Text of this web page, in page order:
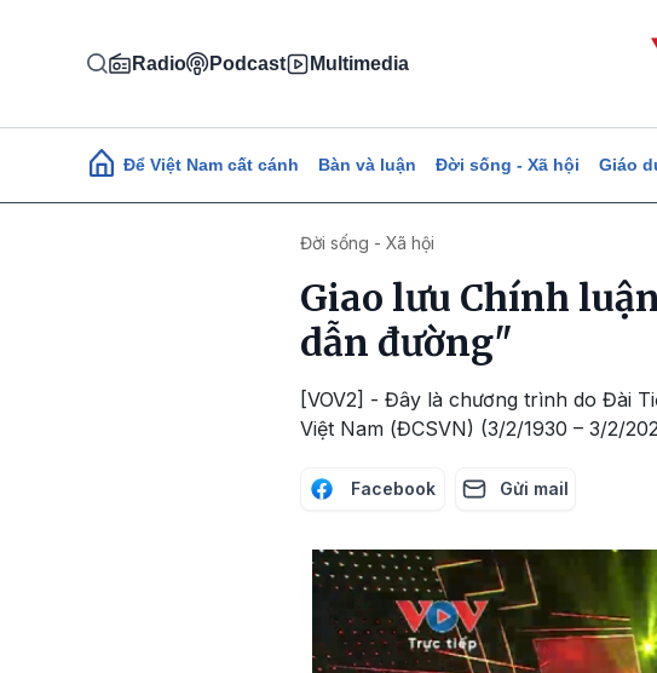
Radio Podcast Multimedia
Main navigation
Để Việt Nam cất cánh Bàn và luận Đời sống - Xã hội Giáo
Đời sống - Xã hội
Giao lưu Chính
dẫn đường"
[VOV2] - Đây là chương trình do Đài
Việt Nam (ĐCSVN) (3/2/1930 – 3/2/
Facebook Gửi mail